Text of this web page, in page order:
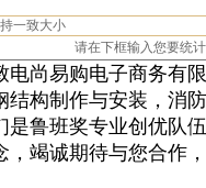
一致大小
请在下框输入您要统